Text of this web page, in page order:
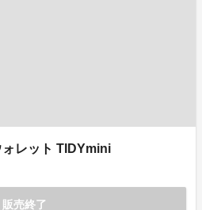
ォレット TIDYmini
販売終了